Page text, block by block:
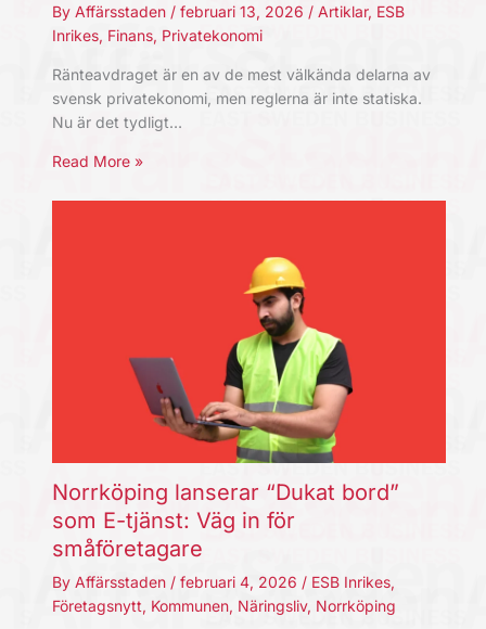
By Affärsstaden / februari 13, 2026 / Artiklar, ESB
Inrikes, Finans, Privatekonomi
Ränteavdraget är en av de mest välkända delarna av
svensk privatekonomi, men reglerna är inte statiska.
Nu är det tydligt…
Read More »
Norrköping lanserar “Dukat bord”
som E-tjänst: Väg in för
småföretagare
By Affärsstaden / februari 4, 2026 / ESB Inrikes,
Företagsnytt, Kommunen, Näringsliv, Norrköping